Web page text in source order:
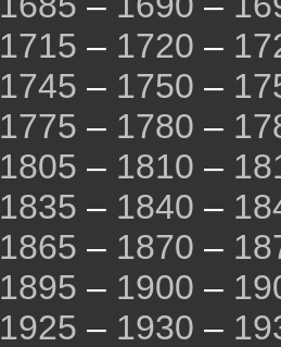
1715 – 1720 –
1745 – 1750 –
1775 – 1780 –
1805 – 1810 –
1835 – 1840 –
1865 – 1870 –
1895 – 1900 –
1925 – 1930 –